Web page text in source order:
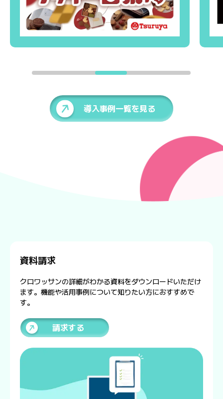
導入事例一覧を見る
資料請求
クロワッサンの詳細がわかる資料をダウンロードいただけ
ます。機能や活用事例について知りたい方におすすめで
す。
請求する